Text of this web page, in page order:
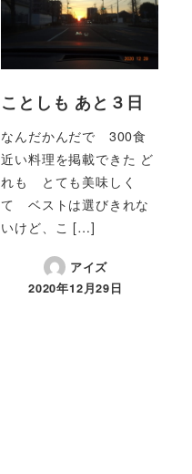
ことしも あと３日
なんだかんだで 300食
近い料理を掲載できた ど
れも とても美味しく
て ベストは選びきれな
いけど、こ […]
アイズ
2020年12月29日